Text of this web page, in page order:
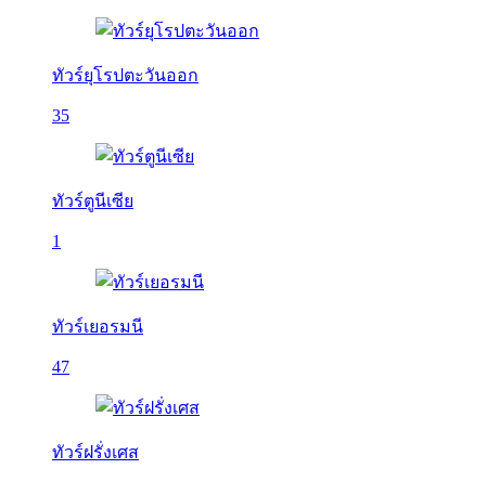
ทัวร์ยุโรปตะวันออก
35
ทัวร์ตูนีเซีย
1
ทัวร์เยอรมนี
47
ทัวร์ฝรั่งเศส